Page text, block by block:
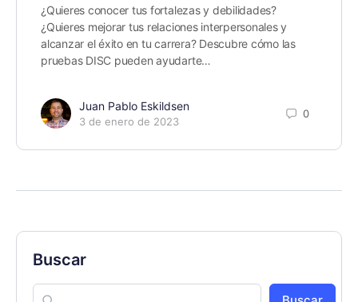
¿Quieres conocer tus fortalezas y debilidades?
¿Quieres mejorar tus relaciones interpersonales y
alcanzar el éxito en tu carrera? Descubre cómo las
pruebas DISC pueden ayudarte…
Juan Pablo Eskildsen
3 de enero de 2023
0
Buscar